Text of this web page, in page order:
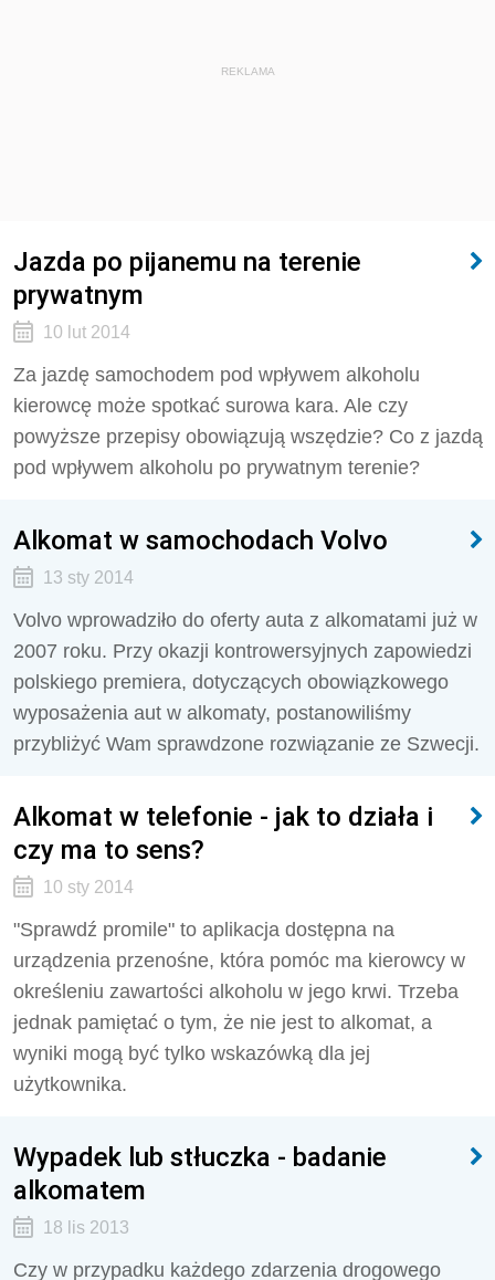
REKLAMA
Jazda po pijanemu na terenie
prywatnym
10 lut 2014
Za jazdę samochodem pod wpływem alkoholu
kierowcę może spotkać surowa kara. Ale czy
powyższe przepisy obowiązują wszędzie? Co z jazdą
pod wpływem alkoholu po prywatnym terenie?
Alkomat w samochodach Volvo
13 sty 2014
Volvo wprowadziło do oferty auta z alkomatami już w
2007 roku. Przy okazji kontrowersyjnych zapowiedzi
polskiego premiera, dotyczących obowiązkowego
wyposażenia aut w alkomaty, postanowiliśmy
przybliżyć Wam sprawdzone rozwiązanie ze Szwecji.
Alkomat w telefonie - jak to działa i
czy ma to sens?
10 sty 2014
"Sprawdź promile" to aplikacja dostępna na
urządzenia przenośne, która pomóc ma kierowcy w
określeniu zawartości alkoholu w jego krwi. Trzeba
jednak pamiętać o tym, że nie jest to alkomat, a
wyniki mogą być tylko wskazówką dla jej
użytkownika.
Wypadek lub stłuczka - badanie
alkomatem
18 lis 2013
Czy w przypadku każdego zdarzenia drogowego